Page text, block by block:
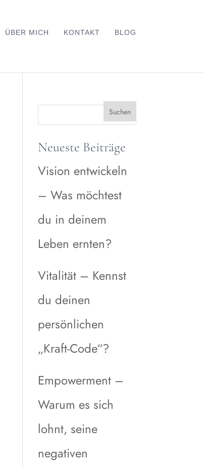
ÜBER MICH KONTAKT BLOG
Neueste Beiträge
Vision entwickeln
– Was möchtest
du in deinem
Leben ernten?
Vitalität – Kennst
du deinen
persönlichen
„Kraft-Code“?
Empowerment –
Warum es sich
lohnt, seine
negativen